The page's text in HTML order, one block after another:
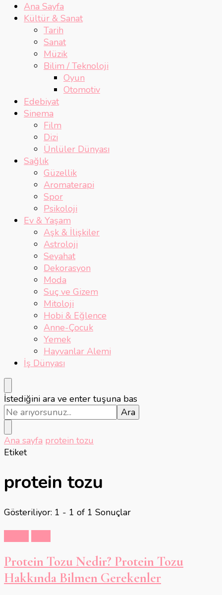
Ana Sayfa
Kültür & Sanat
Tarih
Sanat
Müzik
Bilim / Teknoloji
Oyun
Otomotiv
Edebiyat
Sinema
Film
Dizi
Ünlüler Dünyası
Sağlık
Güzellik
Aromaterapi
Spor
Psikoloji
Ev & Yaşam
Aşk & İlişkiler
Astroloji
Seyahat
Dekorasyon
Moda
Suç ve Gizem
Mitoloji
Hobi & Eğlence
Anne-Çocuk
Yemek
Hayvanlar Alemi
İş Dünyası
Bir
şey
mi
arıyorsunuz?
İstediğini ara ve enter tuşuna bas
Ana sayfa protein tozu
Etiket
protein tozu
Gösteriliyor: 1 - 1 of 1 Sonuçlar
Protein Tozu Nedir? Protein Tozu
Hakkında Bilmen Gerekenler